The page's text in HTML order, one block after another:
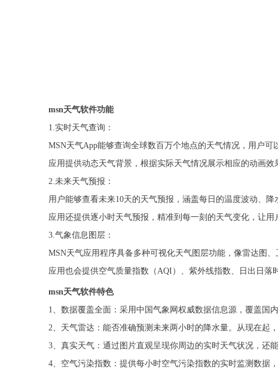
msn天气软件功能
1.实时天气查询：
MSN天气App能够查询全球数百万个地点的天气情况，用户
应用提供动态天气背景，根据实际天气情况展示相应的动画效
2.未来天气预报：
用户能够查看未来10天的天气预报，涵盖每日的温度波动、
应用还提供逐小时天气预报，精准到每一刻的天气变化，让用
3.气象信息图层：
MSN天气应用程序具备多种可视化天气图层功能，像雷达图
应用也会提供空气质量指数（AQI）、紫外线指数、日出日落
msn天气软件特色
1、数据覆盖全面：采用中国气象网权威数据信息源，覆盖国
2、天气雷达：能否准确预测未来两小时的降水量。从现在起
3、真实天气：通过图片直观呈现你周边的实时天气状况，还
4、空气污染指数：提供每小时空气污染指数的实时监测数据